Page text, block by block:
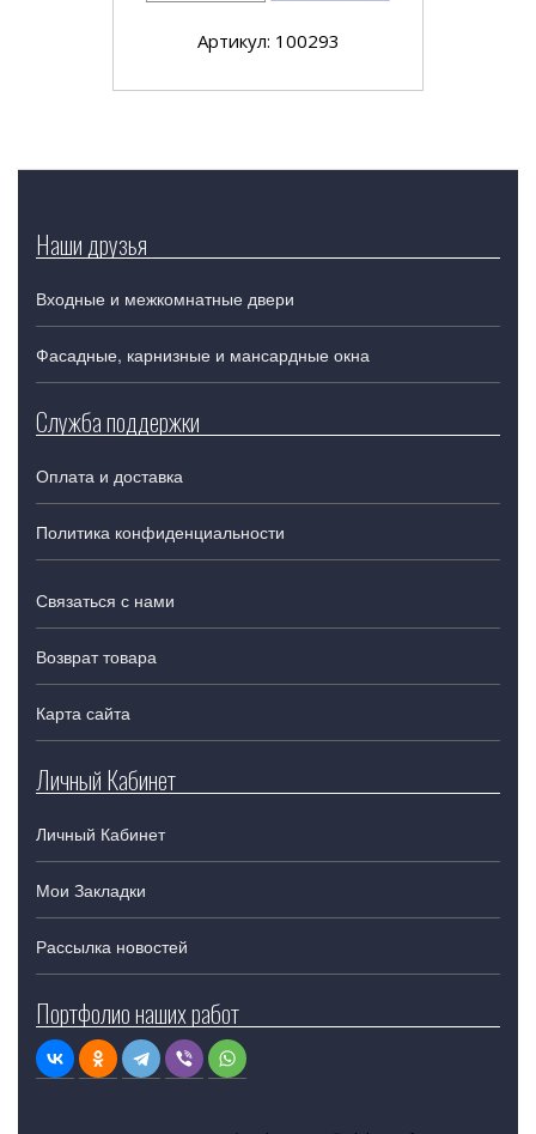
Артикул: 100293
Наши друзья
Входные и межкомнатные двери
Фасадные, карнизные и мансардные окна
Служба поддержки
Оплата и доставка
Политика конфиденциальности
Связаться с нами
Возврат товара
Карта сайта
Личный Кабинет
Личный Кабинет
Мои Закладки
Рассылка новостей
Портфолио наших работ